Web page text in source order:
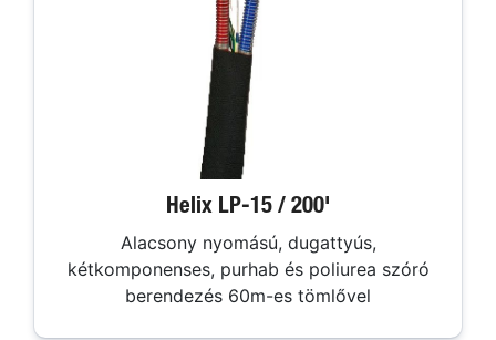
Helix LP-15 / 200'
Alacsony nyomású, dugattyús,
kétkomponenses, purhab és poliurea szóró
berendezés 60m-es tömlővel